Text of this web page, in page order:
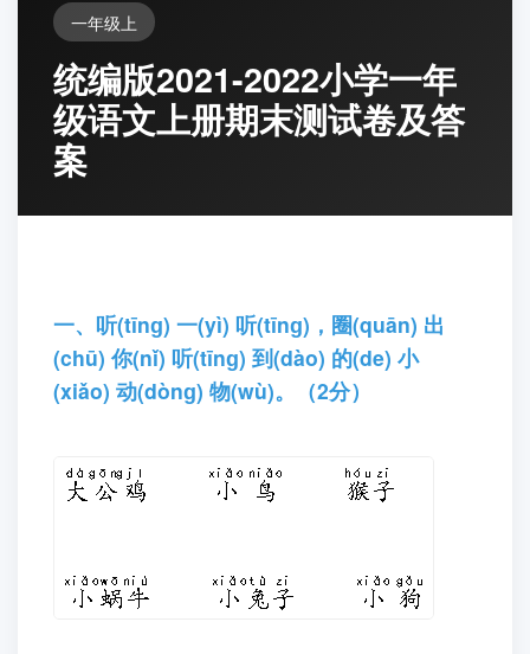
一年级上
统编版2021-2022小学一年
级语文上册期末测试卷及答
案
一、听(tīnɡ) 一(yì) 听(tīnɡ)，圈(quān) 出
(chū) 你(nǐ) 听(tīnɡ) 到(dào) 的(de) 小
(xiǎo) 动(dònɡ) 物(wù)。（2分）